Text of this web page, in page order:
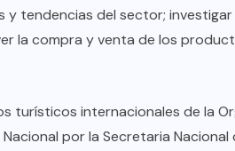
tendencias del sector;
la compra y venta de los
turísticos internacionales de la
por la Secretaria Nacional